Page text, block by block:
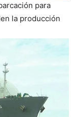
para
la producción